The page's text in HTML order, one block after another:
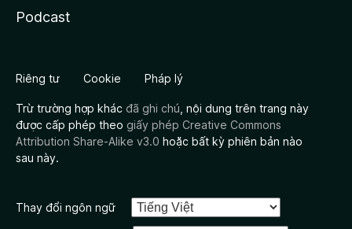
Podcast
Riêng tư Cookie Pháp lý
Trừ trường hợp khác đã ghi chú , nội dung trên trang này
được cấp phép theo giấy phép Creative Commons
Attribution Share-Alike v3.0 hoặc bất kỳ phiên bản nào
sau này.
Thay đổi ngôn ngữ